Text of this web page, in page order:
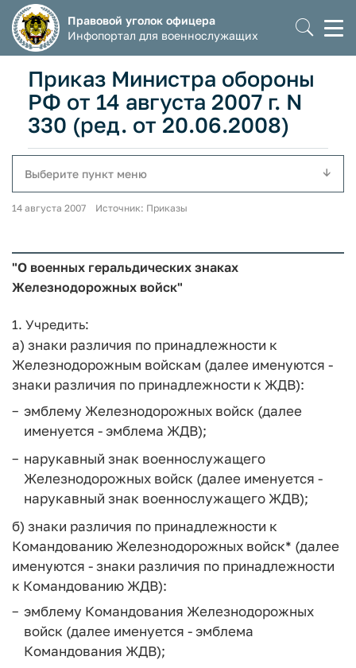
Правовой уголок офицера
Инфопортал для военнослужащих
Приказ Министра обороны
РФ от 14 августа 2007 г. N
330 (ред. от 20.06.2008)
Выберите пункт меню
14 августа 2007 Источник: Приказы
"О военных геральдических знаках
Железнодорожных войск"
1. Учредить:
а) знаки различия по принадлежности к
Железнодорожным войскам (далее именуются -
знаки различия по принадлежности к ЖДВ):
эмблему Железнодорожных войск (далее
именуется - эмблема ЖДВ);
нарукавный знак военнослужащего
Железнодорожных войск (далее именуется -
нарукавный знак военнослужащего ЖДВ);
б) знаки различия по принадлежности к
Командованию Железнодорожных войск* (далее
именуются - знаки различия по принадлежности
к Командованию ЖДВ):
эмблему Командования Железнодорожных
войск (далее именуется - эмблема
Командования ЖДВ);